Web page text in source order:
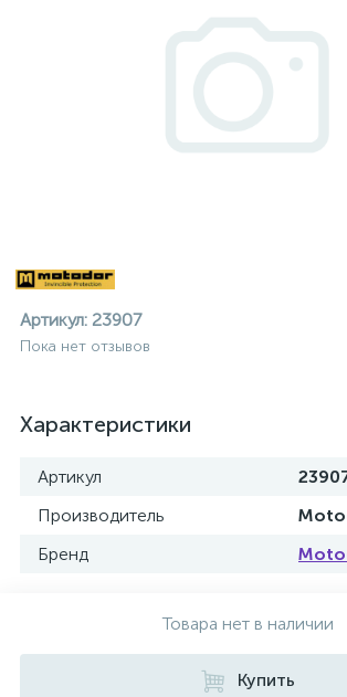
Артикул: 23907
Пока нет отзывов
Характеристики
Артикул
Производитель
Бренд
Товара нет в наличии
Купить